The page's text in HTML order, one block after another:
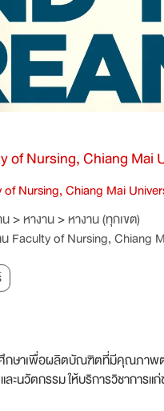
of Nursing, Chiang Mai
of Nursing, Chiang Mai
น>หางาน>หางาน (ทุกเขต)
น Faculty of Nursing, Chiang
กษาเพื่อผลิตบัณฑิตที่มีคุณภาพ
ละนวัตกรรมให้บริการวิชาการแ